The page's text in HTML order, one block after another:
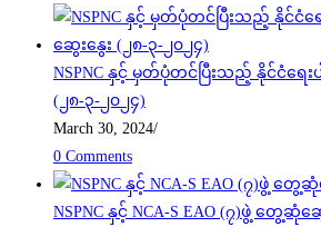
NSPNC နှင့် မှတ်ပုံတင်ပြီးသည့် နိုင်ငံရေး
(၂၈-၃-၂၀၂၄)
March 30, 2024/
0 Comments
NSPNC နှင့် NCA-S EAO (၇)ဖွဲ့ တွေ့ဆုံဆွ